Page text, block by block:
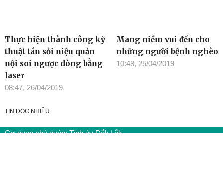
Thực hiện thành công kỹ
thuật tán sỏi niệu quản
nội soi ngược dòng bằng
laser
08:47, 26/04/2019
Mang niềm vui đến cho
những người bệnh nghèo
10:48, 25/04/2019
TIN ĐỌC NHIỀU
Cơ quan chủ quản: Tỉnh ủy Đắk Lắk